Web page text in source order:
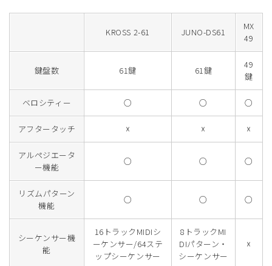
KROSS 2-61 JUNO-DS61
MX
49
鍵盤数 61鍵 61鍵
49
鍵
ベロシティー ○ ○ ○
アフタータッチ ☓ ☓ ☓
アルペジエータ
ー機能
○ ○ ○
リズムパターン
機能
○ ○ ○
シーケンサー機
能
16トラックMIDIシ
ーケンサー/64ステ
ップシーケンサー
8トラックMI
DIパターン・
シーケンサー
☓